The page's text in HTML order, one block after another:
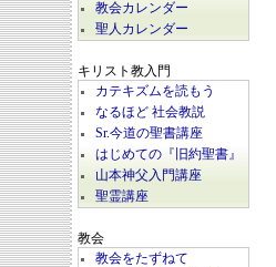
教会カレンダー
聖人カレンダー
キリスト教入門
カテキズムを読もう
なるほど 社会教説
Sr.今道の聖書講座
はじめての『旧約聖書』
山本神父入門講座
聖霊講座
教会
教会をたずねて